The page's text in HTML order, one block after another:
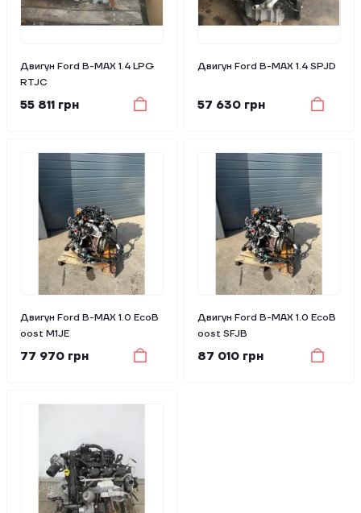
Двигун Ford B-MAX 1.4 LPG
RTJC
55 811 грн
Двигун Ford B-MAX 1.4 SPJD
57 630 грн
Двигун Ford B-MAX 1.0 EcoB
oost M1JE
77 970 грн
Двигун Ford B-MAX 1.0 EcoB
oost SFJB
87 010 грн